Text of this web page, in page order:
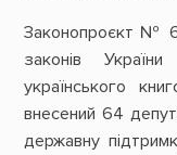
Законопроєкт №
законів
українського
внесений 64
державну